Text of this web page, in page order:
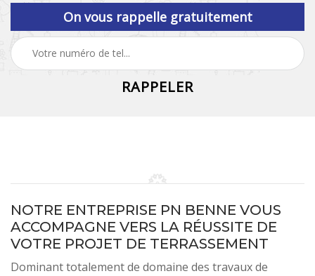
On vous rappelle gratuitement
NOTRE ENTREPRISE PN BENNE VOUS
ACCOMPAGNE VERS LA RÉUSSITE DE
VOTRE PROJET DE TERRASSEMENT
Dominant totalement de domaine des travaux de